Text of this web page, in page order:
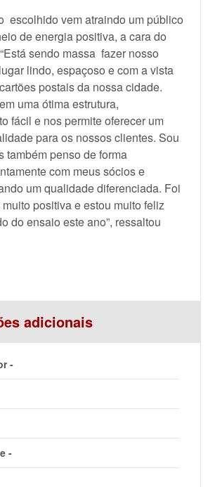
escolhido vem atraindo um público
de energia positiva, a cara do
sendo massa fazer nosso
lindo, espaçoso e com a vista
postais da nossa cidade.
uma ótima estrutura,
fácil e nos permite oferecer um
para os nossos clientes. Sou
também penso de forma
com meus sócios e
um qualidade diferenciada. Foi
positiva e estou muito feliz
do ensaio este ano”, ressaltou
adicionais
-
-